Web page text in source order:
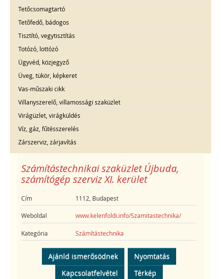
Tetőcsomagtartó
Tetőfedő, bádogos
Tisztító, vegytisztítás
Totózó, lottózó
Ügyvéd, közjegyző
Üveg, tükör, képkeret
Vas-műszaki cikk
Villanyszerelő, villamossági szaküzlet
Virágüzlet, virágküldés
Víz, gáz, fűtésszerelés
Zárszerviz, zárjavítás
Számítástechnikai szaküzlet Újbuda,
számítógép szerviz XI. kerület
Cím 1112, Budapest
Weboldal www.kelenfoldi.info/Szamitastechnika/
Kategória Számítástechnika
Ajánld ismerősödnek
Nyomtatás
Kapcsolatfelvétel
Térkép